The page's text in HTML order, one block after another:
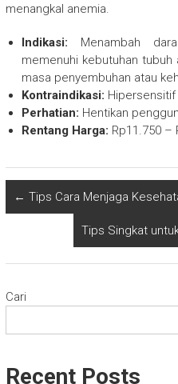
menangkal anemia.
Indikasi: Menambah
memenuhi kebutuhan tubuh
masa penyembuhan atau
Kontraindikasi:
Perhatian: Hentikan
Rentang Harga: Rp11.750 –
← Tips Cara Menjaga
Tips Singkat
Cari
Recent Posts